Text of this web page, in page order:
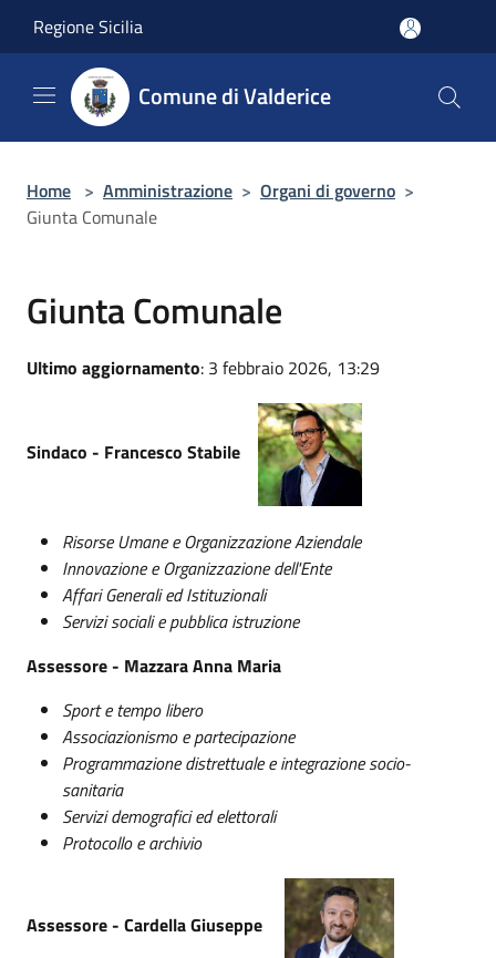
Regione Sicilia
Comune di Valderice
Home > Amministrazione > Organi di governo >
Giunta Comunale
Giunta Comunale
Ultimo aggiornamento: 3 febbraio 2026, 13:29
Sindaco - Francesco Stabile
Risorse Umane e Organizzazione Aziendale
Innovazione e Organizzazione dell'Ente
Affari Generali ed Istituzionali
Servizi sociali e pubblica istruzione
Assessore - Mazzara Anna Maria
Sport e tempo libero
Associazionismo e partecipazione
Programmazione distrettuale e integrazione socio-
sanitaria
Servizi demografici ed elettorali
Protocollo e archivio
Assessore - Cardella Giuseppe